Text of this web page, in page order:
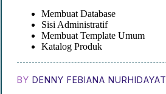
Membuat Database
Sisi Administratif
Membuat Template Umum
Katalog Produk
BY DENNY FEBIANA NURHIDAYAT